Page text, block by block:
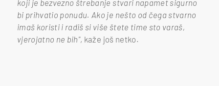
koji je bezvezno štrebanje stvari napamet sigurno
bi prihvatio ponudu. Ako je nešto od čega stvarno
imaš koristi i radiš si više štete time sto varaš,
vjerojatno ne bih", kaže još netko.